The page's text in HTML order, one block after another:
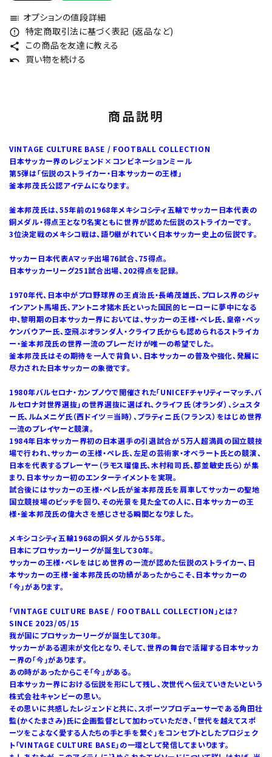
toc オプションの値段詳細
error_outline 特定商取引法に基づく表記 (返品など)
share この商品を友達に教える
undo 買い物を続ける
商品説明
VINTAGE CULTURE BASE / FOOTBALL COLLECTION
日本サッカー界のレジェンド×コンビネーションミール
第5弾は「伝説のストライカー・日本サッカーの王様」
釜本邦茂氏公認アイテムになります。
釜本邦茂氏は、55年前の1968年メキシコシティ五輪でサッカー日本代表の
銅メダル・得点王となり名実ともに世界が認めた伝説のストライカーです。
3位決定戦のメキシコ戦は、語り継がれていく日本サッカー史上の伝説です。
サッカー日本代表Aマッチ出場76試合、75得点。
日本サッカーリーグ251試合出場、202得点を記録。
1970年代、日本中がプロ野球界の王貞治氏・長嶋茂雄氏、プロレス界のジャ
インアント馬場氏、アントニオ猪木氏といった国民的ヒーローに夢中になる
中、黎明期の日本サッカー界においては、サッカーの王様・ペレ氏、皇帝・ベッ
ケンバウアー氏、空飛ぶオランダ人・クライフ氏からも認められるストライカ
ー・釜本邦茂氏の世界一流のプレーだけが唯一の希望でした。
釜本邦茂氏はその期待を一人で背負い、日本サッカーの普及や強化、発展に
尽力された日本サッカーの象徴です。
1980年バルセロナ・カンプノウで開催された「UNICEFチャリティーマッチ、バ
ルセロナ対世界選抜」の世界選抜に選ばれ、クライフ氏（オランダ）、シュスタ
ー氏、ルムメニゲ氏（西ドイツ＝当時）、プラティニ氏（フランス）をはじめ世界
一流のプレイヤーと競演。
1984年日本サッカー界初の日本選手の引退試合が５万人超満員の国立競技
場で行われ、サッカーの王様・ペレ氏、左足の芸術家・オベラート氏との競演、
日本を代表するプレーヤー（ラモス瑠偉氏、木村和司氏、都並敏史氏ら）が集
まり、日本サッカー初のエンターテイメントを実現。
試合後にはサッカーの王様・ペレ氏が釜本邦茂氏を肩車してサッカーの聖地
国立競技場のピッチを回り、その光景を見た全ての人に、日本サッカーの王
様・釜本邦茂氏の偉大さを感じさせる瞬間となりました。
メキシコシティ五輪1968の銅メダルから55年。
日本にプロサッカーリーグが誕生して30年。
サッカーの王様・ペレをはじめ世界の一流が認めた伝説のストライカー、日
本サッカーの王様・釜本邦茂氏の功績があったからこそ、日本サッカーの
「今」があります。
「VINTAGE CULTURE BASE / FOOTBALL COLLECTION」とは？
SINCE 2023/05/15
我が国にプロサッカーリーグが誕生して30年。
サッカーがある週末が文化となり、そして、世界の舞台で活躍する日本サッカ
ー界の「今」があります。
あの時があったからこそ「今」がある。
日本サッカー界における伝説を形にして残し、次世代へ伝えていきたいという
株式会社キャンビーの思い。
その思いに共感したレジェンドと共に、スポーツプロデューサーである角田壮
監(かくたまさみ)氏に企画監督として加わっていただき、「世代を越えてスポ
ーツをこよなく愛する人たちの手と手を繋ぐ」をコンセプトとしたプロジェク
ト「VINTAGE CULTURE BASE」の一環として発信してまいります。